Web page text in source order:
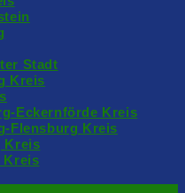
Stadt
Kreis
Eckernförde Kreis
Flensburg Kreis
Kreis
Kreis